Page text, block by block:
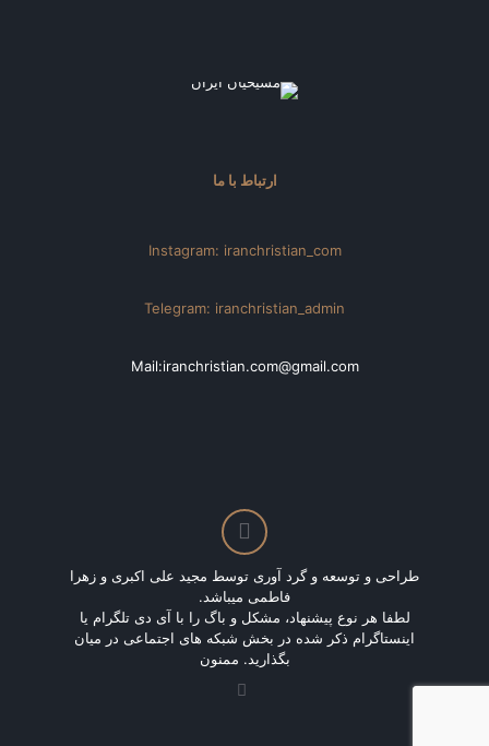
ارتباط با ما
Instagram: iranchristian_com
Telegram: iranchristian_admin
Mail:iranchristian.com@gmail.com
طراحی و توسعه و گرد آوری توسط مجید علی اکبری و زهرا
فاطمی میباشد.
لطفا هر نوع پیشنهاد، مشکل و باگ را با آی دی تلگرام یا
اینستاگرام ذکر شده در بخش شبکه های اجتماعی در میان
بگذارید. ممنون